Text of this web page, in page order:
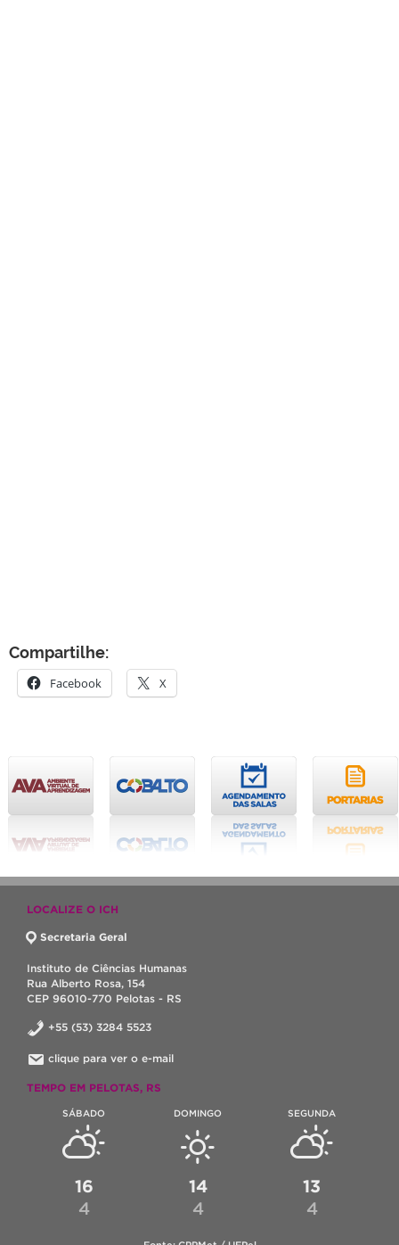
Compartilhe:
Facebook X
LOCALIZE O ICH
Secretaria Geral
Instituto de Ciências Humanas
Rua Alberto Rosa, 154
CEP 96010-770 Pelotas - RS
+55 (53) 3284 5523
clique para ver o e-mail
TEMPO EM PELOTAS, RS
SÁBADO
16
4
DOMINGO
14
4
SEGUNDA
13
4